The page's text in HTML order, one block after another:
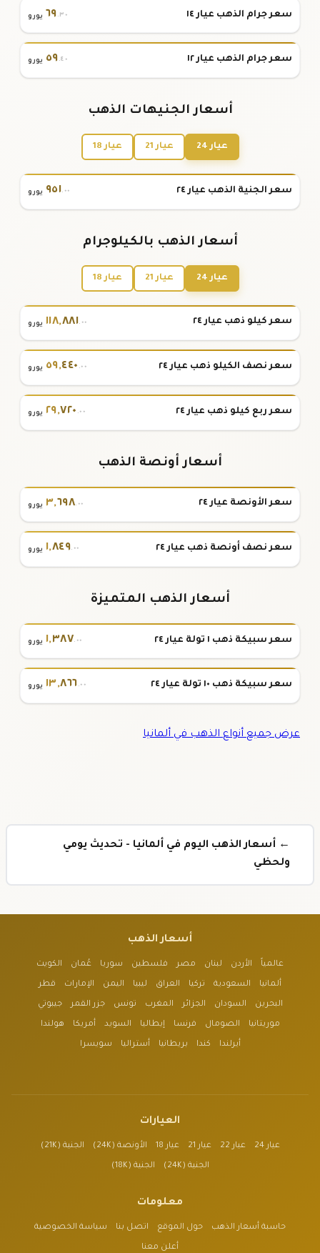
سعر جرام الذهب عيار ١٤ ٦٩.٣٠ يورو
سعر جرام الذهب عيار ١٢ ٥٩.٤٠ يورو
أسعار الجنيهات الذهب
عيار 24 عيار 21 عيار 18
سعر الجنية الذهب عيار ٢٤ ٩٥١.٠٠ يورو
أسعار الذهب بالكيلوجرام
عيار 24 عيار 21 عيار 18
سعر كيلو ذهب عيار ٢٤ ١١٨,٨٨١.٠٠ يورو
سعر نصف الكيلو ذهب عيار ٢٤ ٥٩,٤٤٠ .٠٠ يورو
سعر ربع كيلو ذهب عيار ٢٤ ٢٩,٧٢٠ .٠٠ يورو
أسعار أونصة الذهب
سعر الأونصة عيار ٢٤ ٣,٦٩٨.٠٠ يورو
سعر نصف أونصة ذهب عيار ٢٤ ١,٨٤٩.٠٠ يورو
أسعار الذهب المتميزة
سعر سبيكة ذهب ١ تولة عيار ٢٤ ١,٣٨٧.٠٠ يورو
سعر سبيكة ذهب ١٠ تولة عيار ٢٤ ١٣,٨٦٦.٠٠ يورو
عرض جميع أنواع الذهب في ألمانيا
← أسعار الذهب اليوم في ألمانيا - تحديث يومي
ولحظي
أسعار الذهب
عالمياً الأردن لبنان مصر فلسطين سوريا عُمان الكويت
ألمانيا السعودية تركيا العراق ليبيا اليمن الإمارات قطر
البحرين السودان الجزائر المغرب تونس جزر القمر جيبوتي
موريتانيا الصومال فرنسا إيطاليا السويد أمريكا هولندا
أيرلندا كندا بريطانيا أستراليا سويسرا
العيارات
عيار 24 عيار 22 عيار 21 عيار 18 الأونصة (24K) الجنية (21K)
الجنية (24K) الجنية (18K)
معلومات
حاسبة أسعار الذهب حول الموقع اتصل بنا سياسة الخصوصية
أعلن معنا